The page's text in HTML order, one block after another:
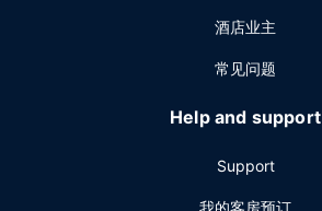
酒店业主
常见问题
Help and support
Support
我的客房预订